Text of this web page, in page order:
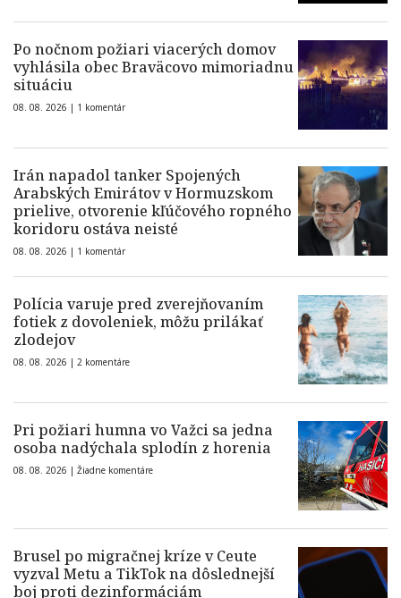
Po nočnom požiari viacerých domov
vyhlásila obec Braväcovo mimoriadnu
situáciu
08. 08. 2026 | 1 komentár
Irán napadol tanker Spojených
Arabských Emirátov v Hormuzskom
prielive, otvorenie kľúčového ropného
koridoru ostáva neisté
08. 08. 2026 | 1 komentár
Polícia varuje pred zverejňovaním
fotiek z dovoleniek, môžu prilákať
zlodejov
08. 08. 2026 | 2 komentáre
Pri požiari humna vo Važci sa jedna
osoba nadýchala splodín z horenia
08. 08. 2026 | Žiadne komentáre
Brusel po migračnej kríze v Ceute
vyzval Metu a TikTok na dôslednejší
boj proti dezinformáciám